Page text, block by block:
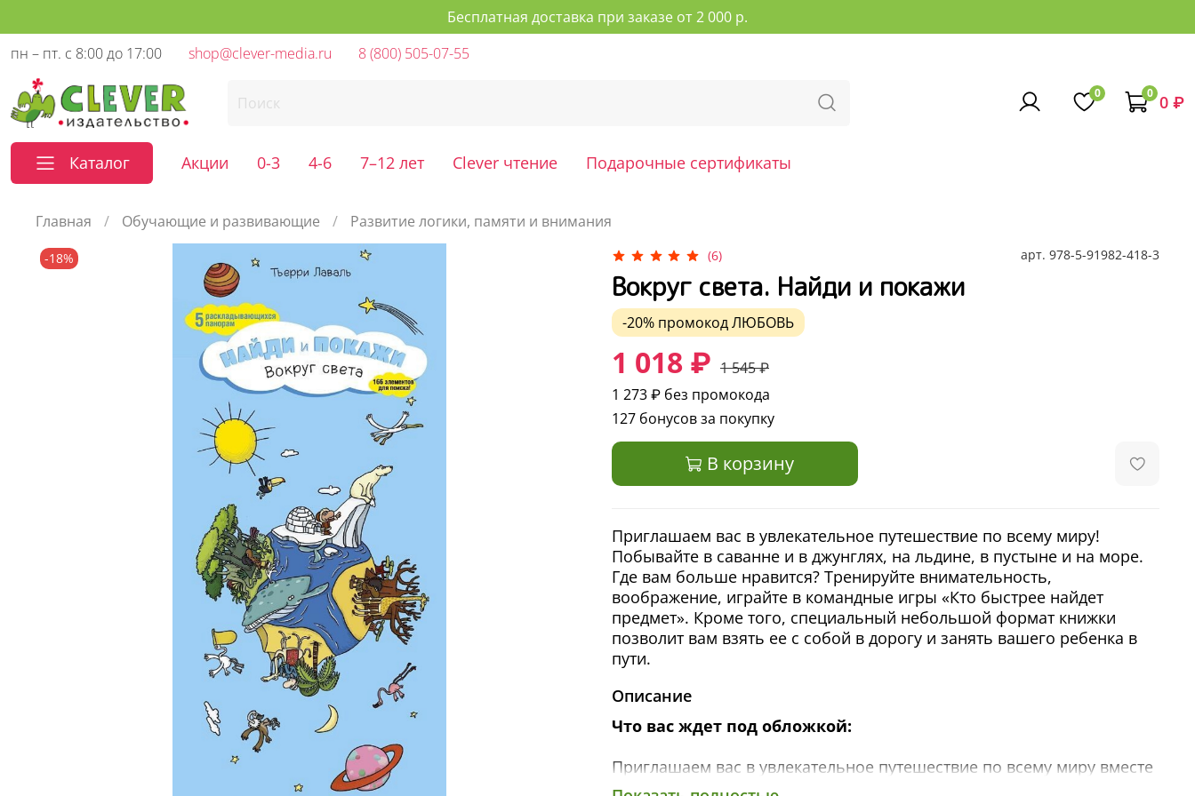
Бесплатная доставка при заказе от 2 000 р.
пн – пт. с 8:00 до 17:00
shop@clever-media.ru 8 (800) 505-07-55
0 0 0 ₽
Каталог Акции 0-3 4-6 7–12 лет Clever чтение Подарочные сертификаты
Главная Обучающие и развивающие Развитие логики, памяти и внимания
-18% (6) арт. 978-5-91982-418-3
Вокруг света. Найди и покажи
-20% промокодЛЮБОВЬ
1 018 ₽ 1 545 ₽
1 273 ₽ без промокода
127 бонусов за покупку
В корзину
Приглашаем вас в увлекательное путешествие по всему миру!
Побывайте в саванне и в джунглях, на льдине, в пустыне и на море.
Где вам больше нравится? Тренируйте внимательность,
воображение, играйте в командные игры «Кто быстрее найдет
предмет». Кроме того, специальный небольшой формат книжки
позволит вам взять ее с собой в дорогу и занять вашего ребенка в
пути.
Описание
Что вас ждет под обложкой:
Приглашаем вас в увлекательное путешествие по всему миру вместе
с новой книжкой-панорамкой «Найди и покажи. Вокруг света»!